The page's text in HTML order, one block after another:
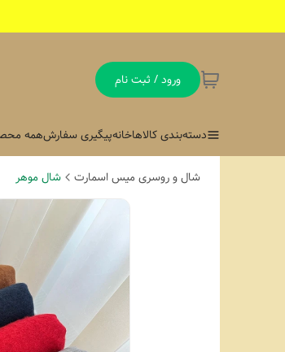
ورود / ثبت نام
دسته‌بندی کالاهاخانهپیگیری سفارشهمه
شال و روسری میس اسمارت شال موهر